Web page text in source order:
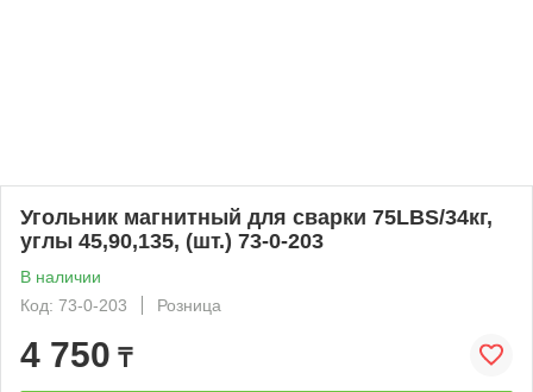
Угольник магнитный для сварки 75LBS/34кг,
углы 45,90,135, (шт.) 73-0-203
В наличии
Код: 73-0-203
Розница
4 750 ₸